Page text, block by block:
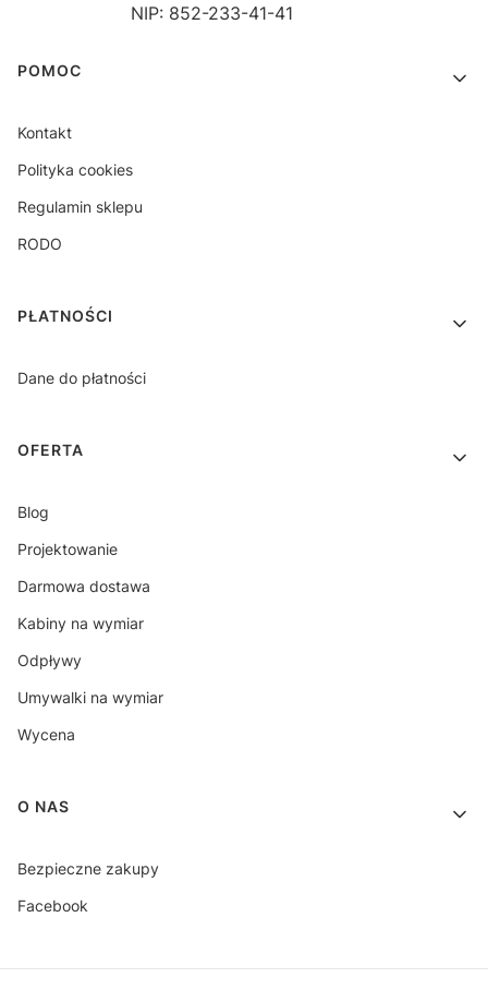
NIP: 852-233-41-41
Linki w stopce
POMOC
Kontakt
Polityka cookies
Regulamin sklepu
RODO
PŁATNOŚCI
Dane do płatności
OFERTA
Blog
Projektowanie
Darmowa dostawa
Kabiny na wymiar
Odpływy
Umywalki na wymiar
Wycena
O NAS
Bezpieczne zakupy
Facebook